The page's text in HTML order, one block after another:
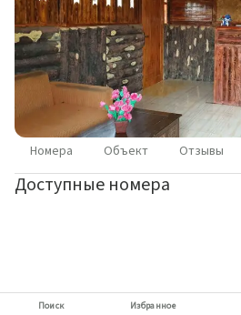
Номера Объект Отзывы
Доступные номера
Поиск Избранное